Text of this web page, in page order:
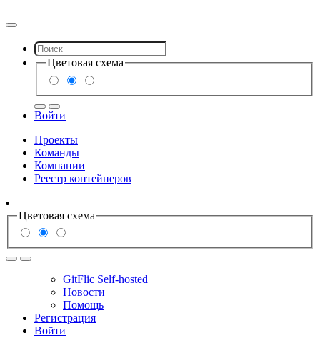
Цветовая схема
Войти
Проекты
Команды
Компании
Реестр контейнеров
Цветовая схема
GitFlic Self-hosted
Новости
Помощь
Регистрация
Войти